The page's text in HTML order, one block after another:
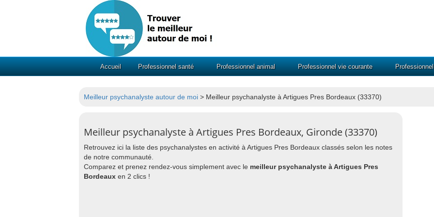
Accueil Professionnel santé Professionnel animal Professionnel vie courante
Meilleur psychanalyste autour de moi > Meilleur psychanalyste à Artigues Pres Bordeaux (33370)
Meilleur psychanalyste à Artigues Pres Bordeaux, Gironde (33370)
Retrouvez ici la liste des psychanalystes en activité à Artigues Pres Bordeaux classés selon les notes
de notre communauté.
Comparez et prenez rendez-vous simplement avec le meilleur psychanalyste à Artigues Pres
Bordeaux en 2 clics !